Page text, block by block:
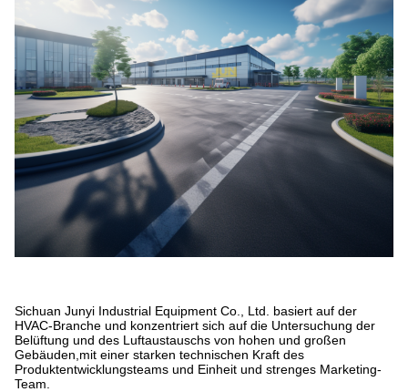
Sichuan Junyi Industrial Equipment Co., Ltd. basiert auf der
HVAC-Branche und konzentriert sich auf die Untersuchung der
Belüftung und des Luftaustauschs von hohen und großen
Gebäuden,mit einer starken technischen Kraft des
Produktentwicklungsteams und Einheit und strenges Marketing-
Team.